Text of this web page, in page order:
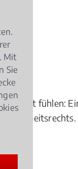
fühlen:
Arbeitsrechts.
Mit
Sie